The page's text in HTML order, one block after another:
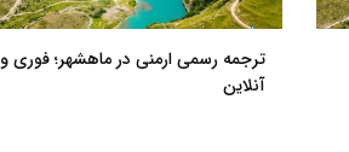
ترجمه رسمی ارمنی در ماهشهر؛ فوری و
آنلاین